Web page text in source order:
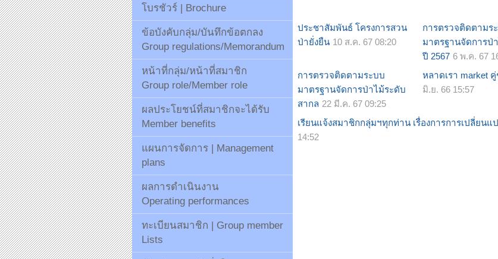
ประชาสัมพันธ์ โครงการสวน
ป่ายั่งยืน 10 ส.ค. 67 08:20
การตรวจติดตามร
มาตรฐานจัดการป่
ปี 2567 6 พ.ค. 67
การตรวจติดตามระบบ
มาตรฐานจัดการป่าไม้ระดับ
สากล 22 มี.ค. 67 09:25
หลาดเรา market
มิ.ย. 66 15:57
เรียนแจ้งสมาชิกกลุ่มฯทุกท่าน เรื่องการการเปลี่ยนแ
14:52
โบรชัวร์ | Brochure
ข้อบังคับกลุ่ม/บันทึกข้อตกลง
Group regulations/Memorandum
หน้าที่กลุ่ม/หน้าที่สมาชิก
Group role/Member role
ผลประโยชน์ที่สมาชิกจะได้รับ
Member benefits
แผนการจัดการ | Management
plans
ผลการดำเนินงาน
Operating performances
ทะเบียนสมาชิก | Group member
Lists